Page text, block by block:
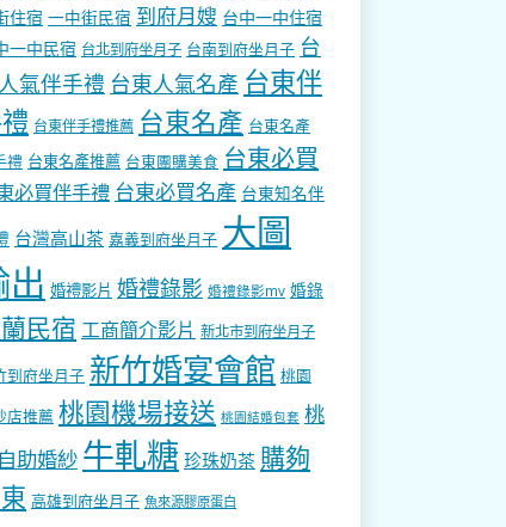
住宿 一中街民宿 到府月嫂 台中一中住宿
一中民宿 台北到府坐月子 台南到府坐月子 台
氣伴手禮 台東人氣名產 台東伴
台東伴手禮推薦 台東名產 台東名產
禮 台東名產推薦 台東團購美食 台東必買
必買伴手禮 台東必買名產 台東知名伴
台灣高山茶 嘉義到府坐月子 大圖
出 婚禮影片 婚禮錄影 婚禮錄影mv 婚錄
民宿 工商簡介影片 新北市到府坐月子
到府坐月子 新竹婚宴會館 桃園
店推薦 桃園機場接送 桃園結婚包套 桃
助婚紗 牛軋糖 珍珠奶茶 購夠
高雄到府坐月子 魚來源膠原蛋白